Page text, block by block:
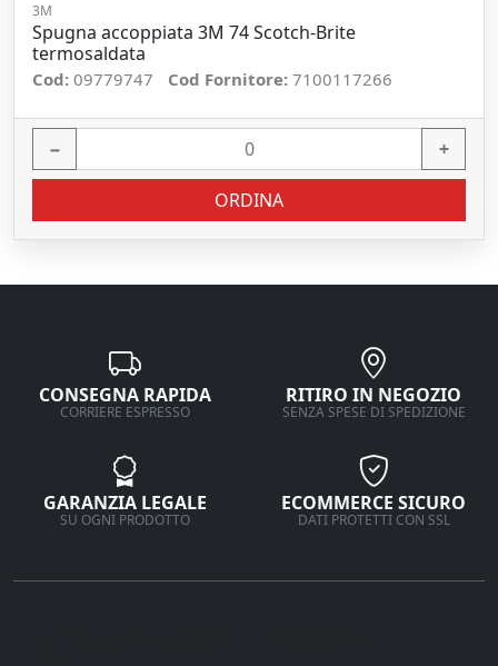
3M
Spugna accoppiata 3M 74 Scotch-Brite
termosaldata
Cod: 09779747 Cod Fornitore: 7100117266
− +
ORDINA
CONSEGNA RAPIDA
CORRIERE ESPRESSO
RITIRO IN NEGOZIO
SENZA SPESE DI SPEDIZIONE
GARANZIA LEGALE
SU OGNI PRODOTTO
ECOMMERCE SICURO
DATI PROTETTI CON SSL